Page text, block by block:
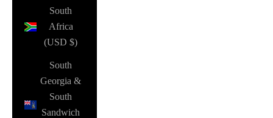
South
Africa
(USD $)
South
Georgia &
South
Sandwich